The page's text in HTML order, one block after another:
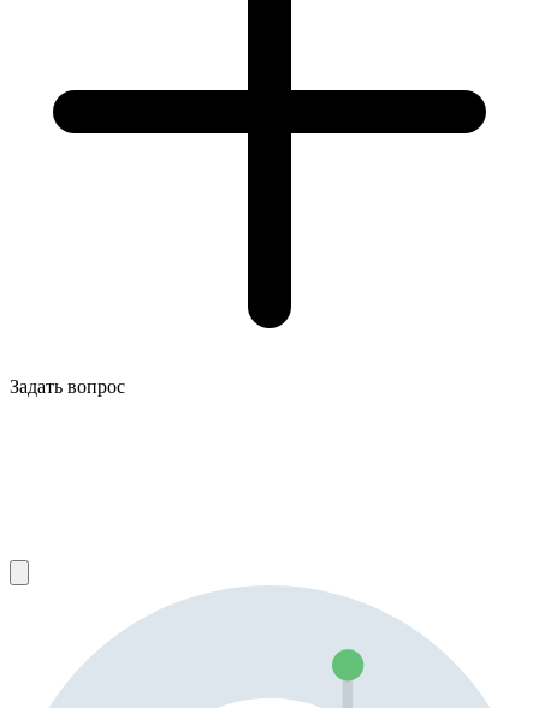
Задать вопрос